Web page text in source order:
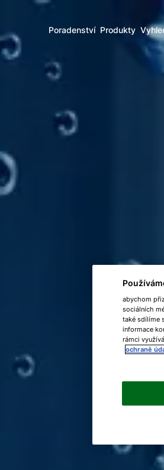
Poradenství Produkty
abychom
sociálních
také sdílíme
informace
rámci
ochraně